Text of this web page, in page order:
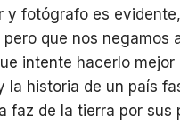
y fotógrafo es
que nos negamos
intente hacerlo
la historia de un país
faz de la tierra por sus